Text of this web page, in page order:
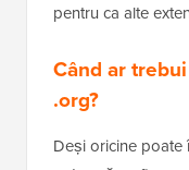
pentru ca alte
Când ar
.org?
Deși oricine poate